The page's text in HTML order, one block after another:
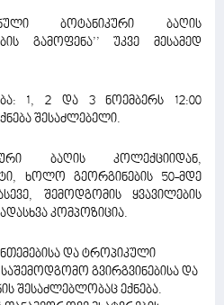
ბოტანიკური ბაღის
გამოფენა’’ უკვე მესამედ
1, 2 და 3 ნოემბერს 12:00
შესაძლებელი.
ბაღის კოლექციიდან,
ხოლო გეორგინების 50-მდე
შემოდგომის ყვავილების
კომპოზიცია.
და ტროპიკული
გვირგვინებისა და
შესაძლებლობაც ექნება.